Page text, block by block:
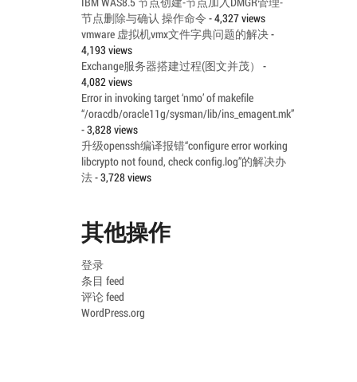
节点删除与确认 操作命令 - 4,327 views
vmware 虚拟机vmx文件字典问题的解决-
4,193 views
Exchange服务器搭建过程(图文并茂）
-
4,082 views
Error in invoking target ‘nmo’ of makefile
“/oracdb/oracle11g/sysman/lib/ins_emagent.mk”
- 3,828 views
升级openssh编译报错“configure error working
libcrypto not found, check config.log”的解决办
法- 3,728 views
其他操作
登录
条目 feed
评论 feed
WordPress.org